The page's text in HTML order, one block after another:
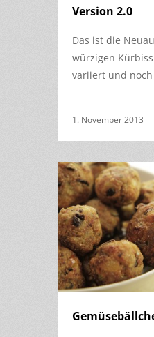
Version 2.0
Das ist die
würzigen
variiert und
1. November 2013